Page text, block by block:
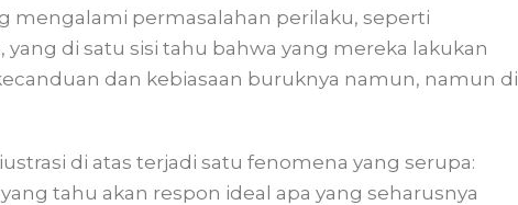
mengalami permasalahan perilaku, seperti
di satu sisi tahu bahwa yang mereka lakukan
dan kebiasaan buruknya namun, namun di
di atas terjadi satu fenomena yang serupa:
tahu akan respon ideal apa yang seharusnya